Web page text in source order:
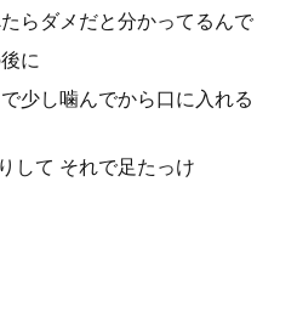
らダメだと分かってるんで
に
少し噛んでから口に入れる
して それで足たっけ